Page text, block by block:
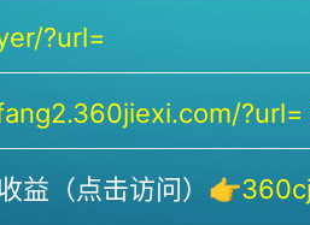
?url=
益（点击访问）👉